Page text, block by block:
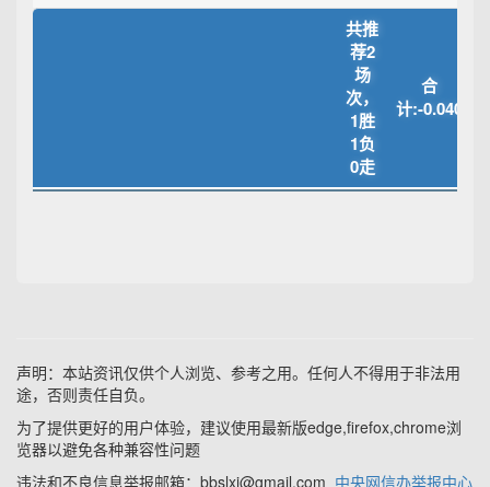
共推
荐2
场
次，
1胜
1负
0走
合
计:-0.040
声明：本站资讯仅供个人浏览、参考之用。任何人不得用于非法用
途，否则责任自负。
为了提供更好的用户体验，建议使用最新版edge,firefox,chrome浏
览器以避免各种兼容性问题
违法和不良信息举报邮箱：bbslxj@gmail.com 中央网信办举报中心